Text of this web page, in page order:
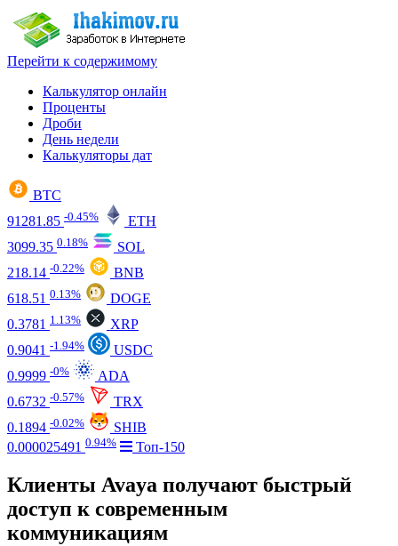
Перейти к содержимому
Калькулятор онлайн
Проценты
Дроби
День недели
Калькуляторы дат
BTC
91281.85 -0.45%
ETH
3099.35 0.18%
SOL
218.14 -0.22%
BNB
618.51 0.13%
DOGE
0.3781 1.13%
XRP
0.9041 -1.94%
USDC
0.9999 -0%
ADA
0.6732 -0.57%
TRX
0.1894 -0.02%
SHIB
0.000025491 0.94% Топ-150
Клиенты Avaya получают быстрый
доступ к современным
коммуникациям